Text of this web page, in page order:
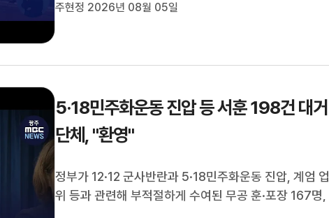
계를 결정한 것으로 알려졌습니다.이들은 지난 6월 청룡
주현정 2026년 08월 05일
5·18민주화운동 진압 등 서훈 198건 대
단체, "환영"
정부가 12·12 군사반란과 5·18민주화운동 진압, 계엄
위 등과 관련해 부적절하게 수여된 무공 훈·포장 167명